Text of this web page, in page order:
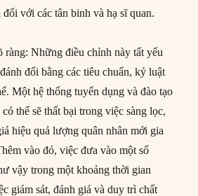
với các tân binh và hạ sĩ quan.
ràng: Những điều chỉnh này tất yếu
đổi bằng các tiêu chuẩn, kỷ luật
Một hệ thống tuyển dụng và đào tạo
thể sẽ thất bại trong việc sàng lọc,
hiệu quả lượng quân nhân mới gia
vào đó, việc đưa vào một số
vậy trong một khoảng thời gian
giám sát, đánh giá và duy trì chất